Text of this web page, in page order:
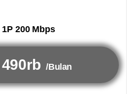
1P 200 Mbps
490rb /Bulan